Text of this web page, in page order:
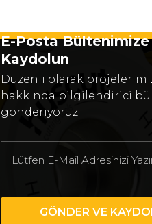
E-Posta Bültenimize
Kaydolun
Düzenli olarak
hakkında bilgilendirici
gönderiyoruz.
GÖNDER VE